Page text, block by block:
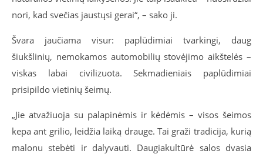
nori, kad svečias jaustųsi gerai“, – sako ji.
Švara jaučiama visur: paplūdimiai tvarkingi, daug
šiukšlinių, nemokamos automobilių stovėjimo aikštelės –
viskas labai civilizuota. Sekmadieniais paplūdimiai
prisipildo vietinių šeimų.
„Jie atvažiuoja su palapinėmis ir kėdėmis – visos šeimos
kepa ant grilio, leidžia laiką drauge. Tai graži tradicija, kurią
malonu stebėti ir dalyvauti. Daugiakultūrė salos dvasia